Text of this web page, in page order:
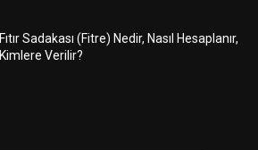
Fıtır Sadakası (Fitre) Nedir, Nasıl Hesaplanır,
Kimlere Verilir?